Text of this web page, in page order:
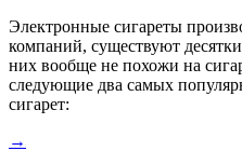
Электронные сигареты
компаний, существуют
них вообще не похожи на
следующие два самых
сигарет:
→